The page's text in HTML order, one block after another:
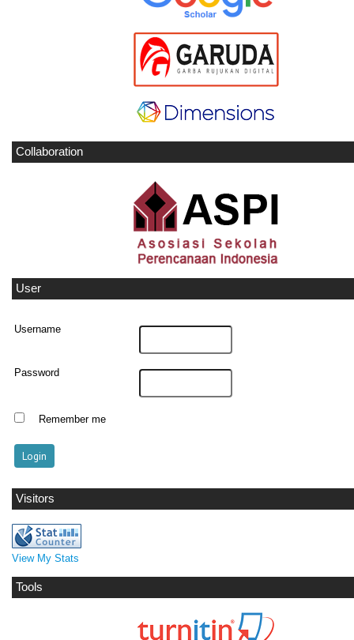
Collaboration
User
Username
Password
Remember me
Visitors
View My Stats
Tools